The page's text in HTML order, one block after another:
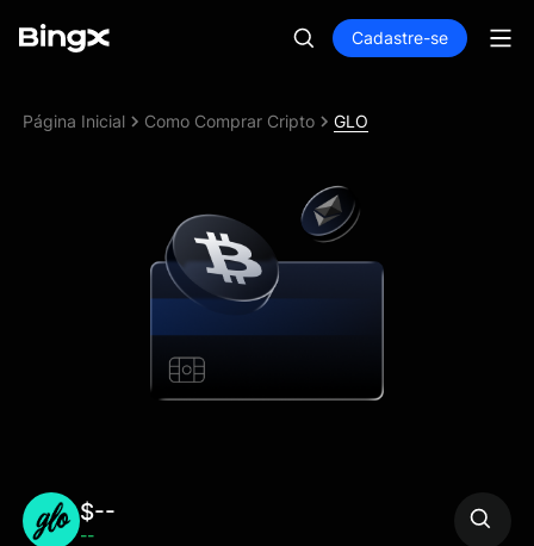
Cadastre-se
Página Inicial Como Comprar Cripto GLO
$--
--